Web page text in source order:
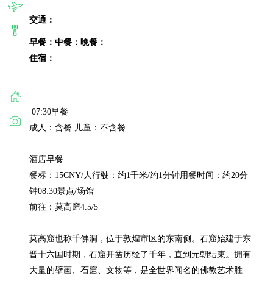
交通：
早餐：中餐：晚餐：
住宿：
07:30早餐
成人：含餐 儿童：不含餐
酒店早餐
餐标：15CNY/人行驶：约1千米/约1分钟用餐时间：约20分
钟08:30景点/场馆
前往：莫高窟4.5/5
莫高窟也称千佛洞，位于敦煌市区的东南侧。石窟始建于东
晋十六国时期，石窟开凿历经了千年，直到元朝结束。拥有
大量的壁画、石窟、文物等，是全世界闻名的佛教艺术胜